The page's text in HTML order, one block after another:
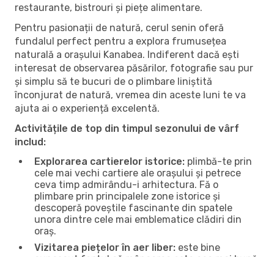
restaurante, bistrouri și piețe alimentare.
Pentru pasionații de natură, cerul senin oferă
fundalul perfect pentru a explora frumusețea
naturală a orașului Kanabea. Indiferent dacă ești
interesat de observarea păsărilor, fotografie sau pur
și simplu să te bucuri de o plimbare liniștită
înconjurat de natură, vremea din aceste luni te va
ajuta ai o experiență excelentă.
Activitățile de top din timpul sezonului de vârf
includ:
Explorarea cartierelor istorice: plimbă-te prin
cele mai vechi cartiere ale orașului și petrece
ceva timp admirându-i arhitectura. Fă o
plimbare prin principalele zone istorice și
descoperă poveștile fascinante din spatele
unora dintre cele mai emblematice clădiri din
oraș.
Vizitarea piețelor în aer liber: este bine